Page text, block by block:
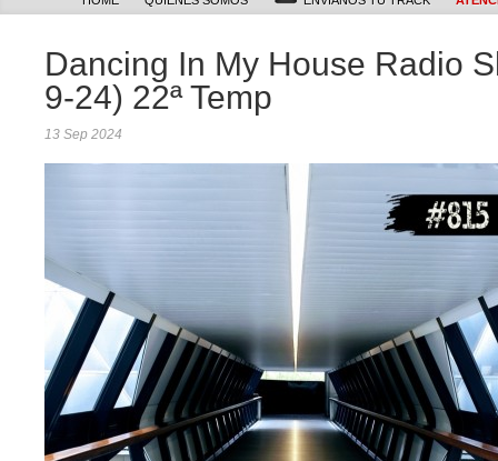
Dancing In My House Radio
9-24) 22ª Temp
13 Sep 2024